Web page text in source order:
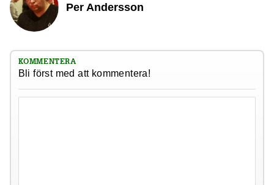
Per Andersson
KOMMENTERA
Bli först med att kommentera!